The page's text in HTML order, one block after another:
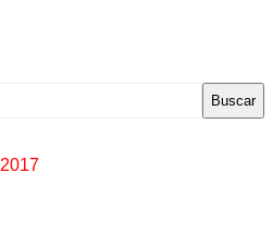
Buscar